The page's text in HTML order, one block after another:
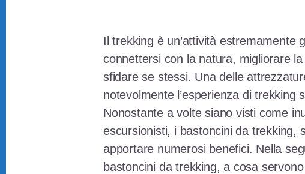
Il trekking è un’attività estremamente
connettersi con la natura, migliorare
sfidare se stessi. Una delle
notevolmente l’esperienza di trekking
Nonostante a volte siano visti come
escursionisti, i bastoncini da trekking,
apportare numerosi benefici. Nella
bastoncini da trekking, a cosa